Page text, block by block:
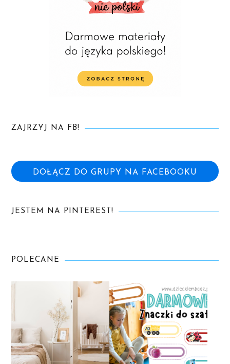
ZAJRZYJ NA FB!
DOŁĄCZ DO GRUPY NA FACEBOOKU
JESTEM NA PINTEREST!
POLECANE